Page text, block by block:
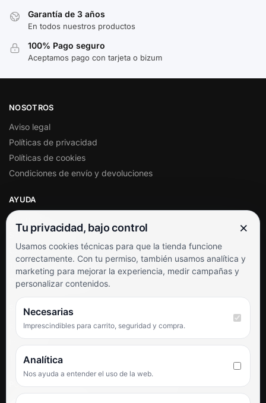
Garantía de 3 años
En todos nuestros productos
100% Pago seguro
Aceptamos pago con tarjeta o bizum
NOSOTROS
Aviso legal
Políticas de privacidad
Políticas de cookies
Condiciones de envío y devoluciones
AYUDA
Soporte al cliente
Contacto
Términos y condiciones
Preguntas frecuentes
SÍGUENOS
Facebook
TikTok
PUNTUACIÓN DE 4,6 SOBRE 5 EN GOOGLE
Tu privacidad, bajo control ×
Usamos cookies técnicas para que la tienda funcione
correctamente. Con tu permiso, también usamos analítica y
marketing para mejorar la experiencia, medir campañas y
personalizar contenidos.
Necesarias
Imprescindibles para carrito, seguridad y compra.
Analítica
Nos ayuda a entender el uso de la web.